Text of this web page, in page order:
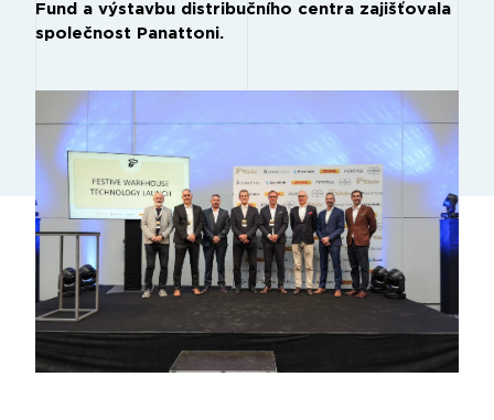
Fund a výstavbu distribučního centra zajišťovala
společnost Panattoni.